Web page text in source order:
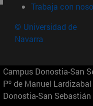
Trabaja con
© Universidad de
Navarra
Campus Donostia-San
Pº de Manuel
Donostia-San Sebastián